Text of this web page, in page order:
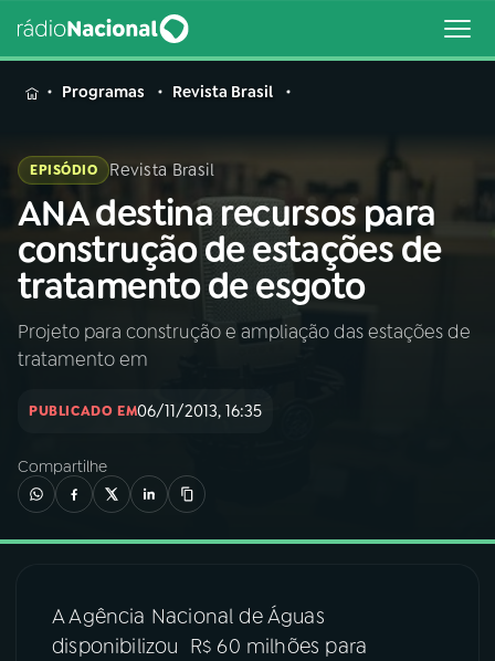
MENU
Buscar
na
Rádio
Nacional
Buscar
AO VIVO
INÍCIO
02A RÁDIO
03PROGRAMAÇÃO
04PROGRAMAS
Programas Revista Brasil
EPISÓDIO Revista Brasil
ANA destina recursos para
construção de estações de
tratamento de esgoto
Projeto para construção e ampliação das estações de
tratamento em
PUBLICADO EM06/11/2013, 16:35
Compartilhe
A Agência Nacional de Águas
disponibilizou R$ 60 milhões para